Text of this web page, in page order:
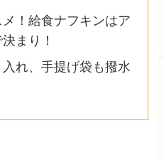
！給食ナフキンはア
まり！
れ、手提げ袋も撥水